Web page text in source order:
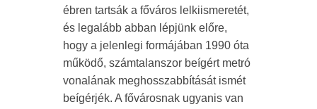
ébren tartsák a főváros lelkiismeretét,
és legalább abban lépjünk előre,
hogy a jelenlegi formájában 1990 óta
működő, számtalanszor beígért metró
vonalának meghosszabbítását ismét
beígérjék. A fővárosnak ugyanis van